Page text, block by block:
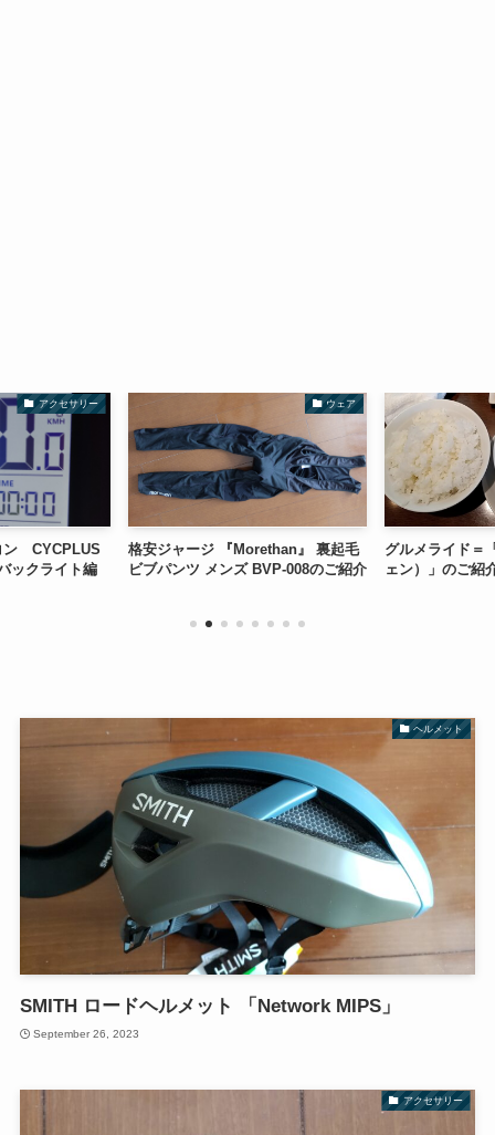
アクセサリー
ン CYCPLUS
ックライト編
ウェア
格安ジャージ 『Morethan』 裏起毛
ビブパンツ メンズ BVP-008のご紹介
グルメライド＝
ェン）」のご紹
ヘルメット
SMITH ロードヘルメット 「Network MIPS」
September 26, 2023
アクセサリー